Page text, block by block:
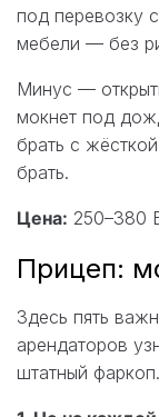
под перевозку
мебели — без
Минус —
мокнет под
брать с
брать.
Цена: 250–380
Прицеп:
Здесь пять
арендаторов
штатный фаркоп.